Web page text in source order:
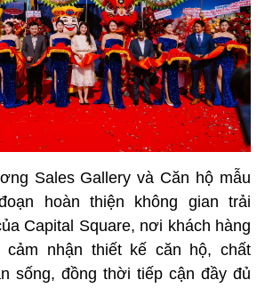
Sales Gallery và Căn hộ mẫu
hoàn thiện không gian trải
Capital Square, nơi khách hàng
nhận thiết kế căn hộ, chất
sống, đồng thời tiếp cận đầy đủ